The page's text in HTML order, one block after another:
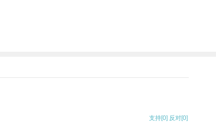
支持[0] 反对[0]